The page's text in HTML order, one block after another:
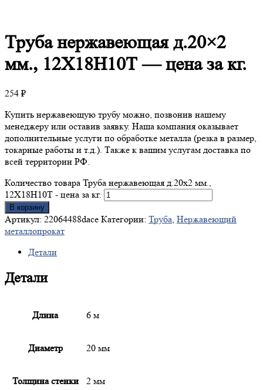
Трубанержавеющая д.20×2
мм., 12Х18Н10Т — цена за кг.
254 ₽
Купить нержавеющую трубу можно, позвонив нашему
менеджеру или оставив заявку. Наша компания оказывает
дополнительные услуги по обработке металла (резка в размер,
токарные работы и т.д.). Также к вашим услугам доставка по
всей территории РФ.
Количество товара Труба нержавеющая д.20x2 мм.,
12Х18Н10Т - цена за кг.
В корзину
Артикул: 22064488dace Категории: Труба, Нержавеющий
металлопрокат
Детали
Детали
Длина 6 м
Диаметр 20 мм
Толщина стенки 2 мм